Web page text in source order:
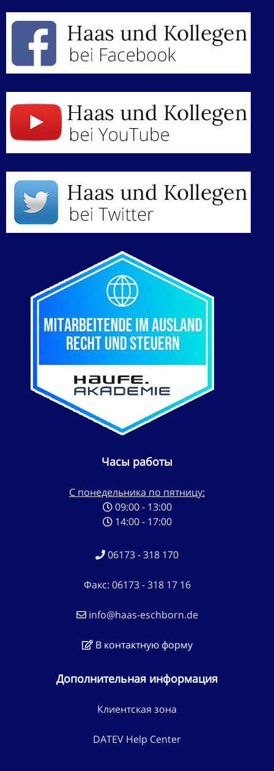
Часы работы
С понедельника по пятницу:
09:00 - 13:00
14:00 - 17:00
06173 - 318 170
Факс: 06173 - 318 17 16
info@haas-eschborn.de
В контактную форму
Дополнительная информация
Клиентская зона
DATEV Help Center